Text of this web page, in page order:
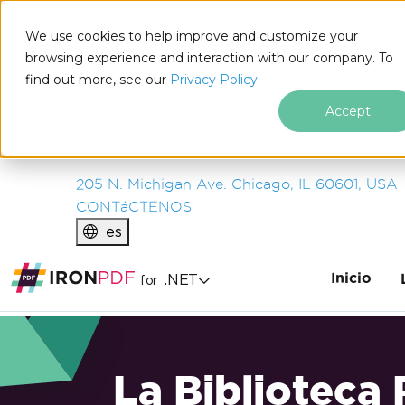
We use cookies to help improve and customize your
browsing experience and interaction with our company. To
find out more, see our Privacy Policy.
Accept
IRONSOFTWARE
PRODUCTOS
EMPRESA
205 N. Michigan Ave. Chicago, IL 60601, USA
CONTáCTENOS
es
for .NET Inicio
La Biblioteca